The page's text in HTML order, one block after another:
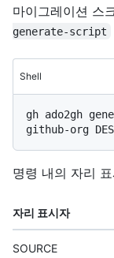
마이그레이션 스
generate-script
Shell
gh ado2gh
명령 내의 자리
자리 표시자
SOURCE